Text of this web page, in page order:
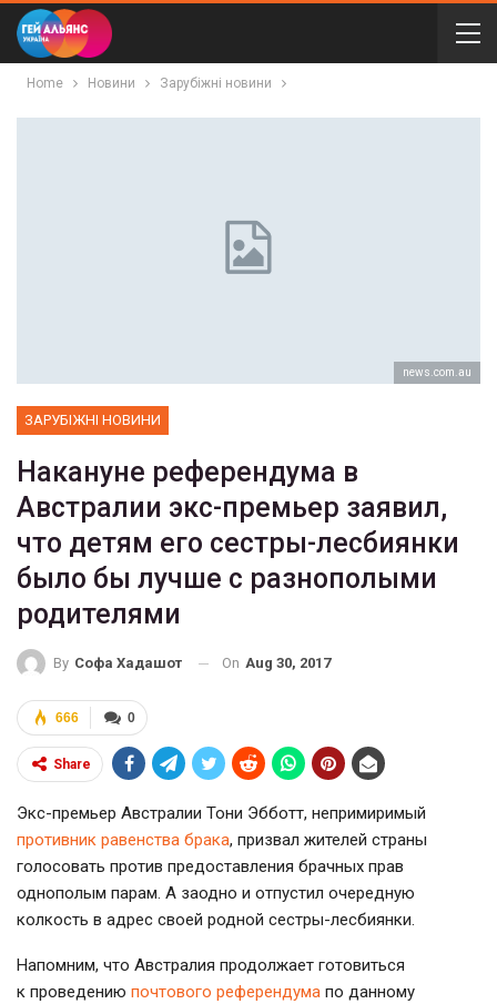
Home Новини Зарубіжні новини
news.com.au
ЗАРУБІЖНІ НОВИНИ
Накануне референдума в
Австралии экс-премьер заявил,
что детям его сестры-лесбиянки
было бы лучше с разнополыми
родителями
By Софа Хадашот On Aug 30, 2017
0
666
Share
Экс-премьер Австралии Тони Эбботт, непримиримый
противник равенства брака, призвал жителей страны
голосовать против предоставления брачных прав
однополым парам. А заодно и отпустил очередную
колкость в адрес своей родной сестры-лесбиянки.
Напомним, что Австралия продолжает готовиться
к проведению почтового референдума по данному